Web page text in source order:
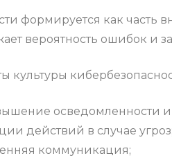
формируется как
вероятность ошибок и
культуры
осведомленности и
действий в случае угроз;
коммуникация;